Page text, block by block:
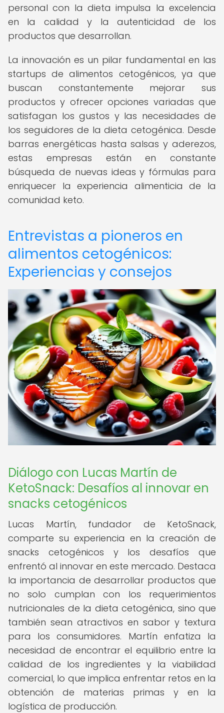
personal con la dieta impulsa la excelencia
en la calidad y la autenticidad de los
productos que desarrollan.
La innovación es un pilar fundamental en las
startups de alimentos cetogénicos, ya que
buscan constantemente mejorar sus
productos y ofrecer opciones variadas que
satisfagan los gustos y las necesidades de
los seguidores de la dieta cetogénica. Desde
barras energéticas hasta salsas y aderezos,
estas empresas están en constante
búsqueda de nuevas ideas y fórmulas para
enriquecer la experiencia alimenticia de la
comunidad keto.
Entrevistas a pioneros en
alimentos cetogénicos:
Experiencias y consejos
Diálogo con Lucas Martín de
KetoSnack: Desafíos al innovar en
snacks cetogénicos
Lucas Martín, fundador de KetoSnack,
comparte su experiencia en la creación de
snacks cetogénicos y los desafíos que
enfrentó al innovar en este mercado. Destaca
la importancia de desarrollar productos que
no solo cumplan con los requerimientos
nutricionales de la dieta cetogénica, sino que
también sean atractivos en sabor y textura
para los consumidores. Martín enfatiza la
necesidad de encontrar el equilibrio entre la
calidad de los ingredientes y la viabilidad
comercial, lo que implica enfrentar retos en la
obtención de materias primas y en la
logística de producción.